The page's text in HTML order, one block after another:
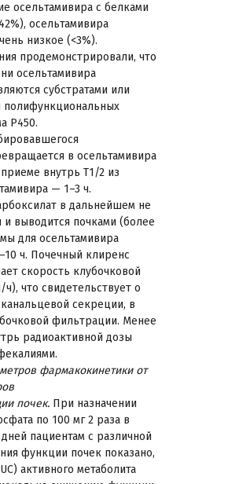
осельтамивира с белками
осельтамивира
низкое (<3%).
продемонстрировали, что
осельтамивира
субстратами или
полифункциональных
Р450.
в осельтамивира
внутрь T1/2 из
— 1–3 ч.
в дальнейшем не
и выводится почками (более
для осельтамивира
ч. Почечный клиренс
скорость клубочковой
что свидетельствует о
секреции, в
фильтрации. Менее
радиоактивной дозы
фармакокинетики от
почек. При назначении
по 100 мг 2 раза в
пациентам с различной
функции почек показано,
активного метаболита